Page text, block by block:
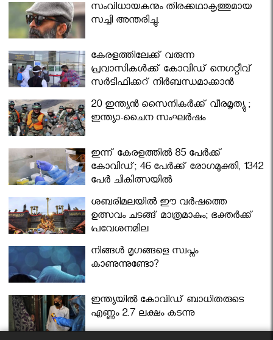
സംവിധായകനും തിരക്കഥാകൃത്തുമായ
സച്ചി അന്തരിച്ചു.
കേരളത്തിലേക്ക് വരുന്ന
പ്രവാസികള്‍ക്ക് കോവിഡ് നെഗറ്റീവ്
സര്‍ട്ടിഫിക്കറ്റ് നിർബന്ധമാക്കാൻ
മന്ത്രിസഭ
20 ഇന്ത്യൻ സൈനികർക്ക് വീരമൃത്യു ;
ഇന്ത്യാ-ചൈന സംഘർഷം
ഇന്ന് കേരളത്തിൽ 85 പേർക്ക്
കോവിഡ്; 46 പേർക്ക് രോഗമുക്തി, 1342
പേർ ചികിത്സയിൽ
ശബരിമലയില്‍ ഈ വർഷത്തെ
ഉത്സവം ചടങ്ങ് മാത്രമാകും; ഭക്തർക്ക്
പ്രവേശനമില്ല
നിങ്ങള്‍ മൃഗങ്ങളെ സ്വപ്നം
കാണുന്നുണ്ടോ?
ഇന്ത്യയിൽ കോവിഡ് ബാധിതരുടെ
എണ്ണം 2.7 ലക്ഷം കടന്നു